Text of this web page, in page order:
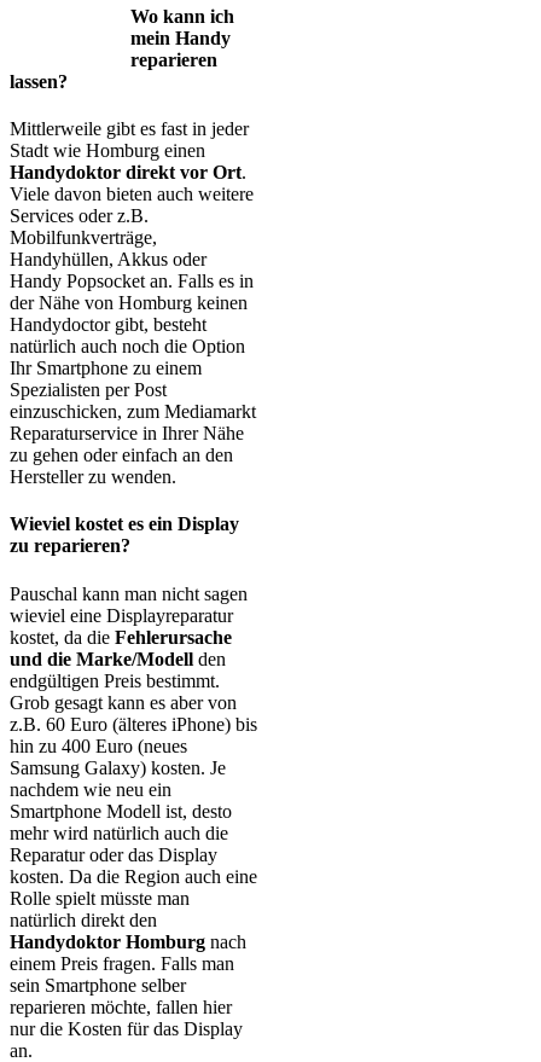
Wo kann ich
mein Handy
reparieren
lassen?
Mittlerweile gibt es fast in jeder
Stadt wie Homburg einen
Handydoktor direkt vor Ort.
Viele davon bieten auch weitere
Services oder z.B.
Mobilfunkverträge,
Handyhüllen, Akkus oder
Handy Popsocket an. Falls es in
der Nähe von Homburg keinen
Handydoctor gibt, besteht
natürlich auch noch die Option
Ihr Smartphone zu einem
Spezialisten per Post
einzuschicken, zum Mediamarkt
Reparaturservice in Ihrer Nähe
zu gehen oder einfach an den
Hersteller zu wenden.
Wieviel kostet es ein Display
zu reparieren?
Pauschal kann man nicht sagen
wieviel eine Displayreparatur
kostet, da die Fehlerursache
und die Marke/Modell den
endgültigen Preis bestimmt.
Grob gesagt kann es aber von
z.B. 60 Euro (älteres iPhone) bis
hin zu 400 Euro (neues
Samsung Galaxy) kosten. Je
nachdem wie neu ein
Smartphone Modell ist, desto
mehr wird natürlich auch die
Reparatur oder das Display
kosten. Da die Region auch eine
Rolle spielt müsste man
natürlich direkt den
Handydoktor Homburg nach
einem Preis fragen. Falls man
sein Smartphone selber
reparieren möchte, fallen hier
nur die Kosten für das Display
an.